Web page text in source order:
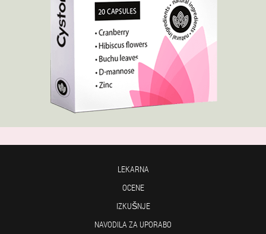
LEKARNA
OCENE
IZKUŠNJE
NAVODILA ZA UPORABO